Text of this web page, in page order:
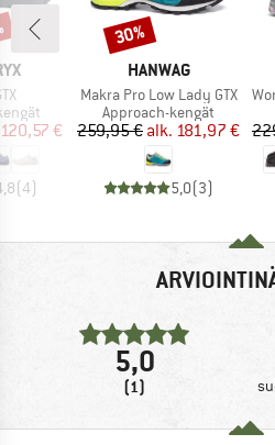
hinta
120,57 €
(4)
MERKKI
HANWAG
Tuote
Makra Pro Low Lady GTX
Tuoteryhmä
Approach-kengät
Hinta
259,95 € Alennettu hinta
alk. 181,97 €
5,0(3)
Alennus
30%
5,0
(1)